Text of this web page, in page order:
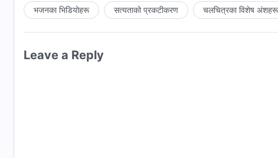
भजनका भिडियोहरू सत्यताको प्रकटीकरण चलचित्रका विशेष अंशहरू
Leave a Reply